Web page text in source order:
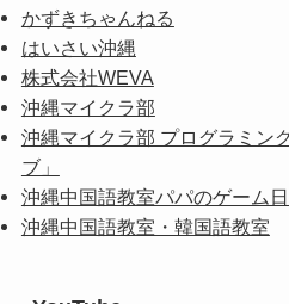
かずきちゃんねる
はいさい沖縄
株式会社WEVA
沖縄マイクラ部
沖縄マイクラ部 プログラミン
ブ」
沖縄中国語教室パパのゲーム
沖縄中国語教室・韓国語教室